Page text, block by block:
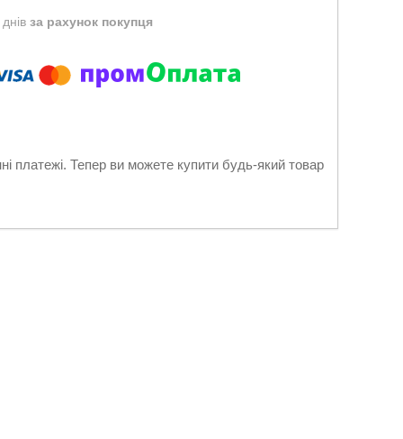
за рахунок покупця
платежі. Тепер ви можете купити будь-який товар